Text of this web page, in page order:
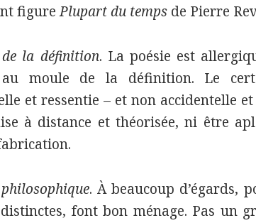
figurePlupart du temps de Pierre
la définition. La poésie est
au moule de la définition. Le
et ressentie – et non accidentelle
à distance et théorisée, ni être
. À beaucoup d’égards,
font bon ménage. Pas un